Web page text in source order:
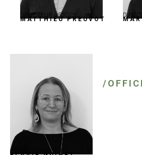
MATTHIEU PREUVOT
DIRECTEUR ASSOCIÉ
OFFICE MANAGER
/